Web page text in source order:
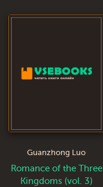
Guanzhong Luo
Romance of the Three
Kingdoms (vol. 3)